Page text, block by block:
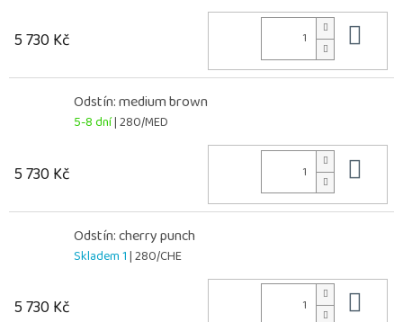
5 730 Kč
Odstín: medium brown
5-8 dní| 280/MED
5 730 Kč
Odstín: cherry punch
Skladem 1| 280/CHE
5 730 Kč